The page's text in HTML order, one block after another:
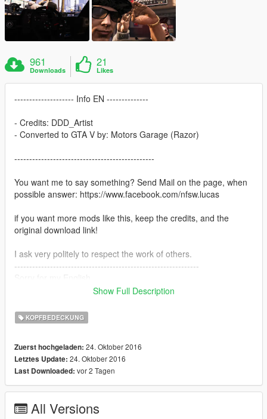
961
Downloads
21
Likes
-------------------- Info EN --------------
- Credits: DDD_Artist
- Converted to GTA V by: Motors Garage (Razor)
-----------------------------------------------
You want me to say something? Send Mail on the page, when
possible answer: https://www.facebook.com/nfsw.lucas
if you want more mods like this, keep the credits, and the
original download link!
I ask very politely to respect the work of others.
--------------------------------------------------------------
- Créditos: DDD_Artist,
PROIBIDA QUALQUER TIPO DE EDIÇÃO!
ATÉ MESMO DE TEXTURA! O mod possui gravações de
identificação em 3D.
Não é um model original do jogo!
Show Full Description
KOPFBEDECKUNG
Zuerst hochgeladen: 24. Oktober 2016
Letztes Update: 24. Oktober 2016
Last Downloaded: vor 2 Tagen
All Versions